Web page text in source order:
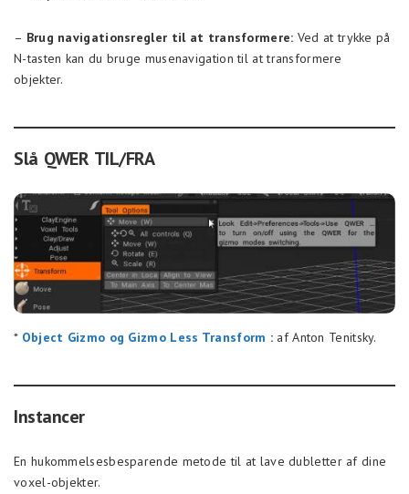
– Brug navigationsregler til at transformere: Ved at trykke på
N-tasten kan du bruge musenavigation til at transformere
objekter.
Slå QWER TIL/FRA
* Object Gizmo og Gizmo Less Transform : af Anton Tenitsky.
Instancer
En hukommelsesbesparende metode til at lave dubletter af dine
voxel-objekter.